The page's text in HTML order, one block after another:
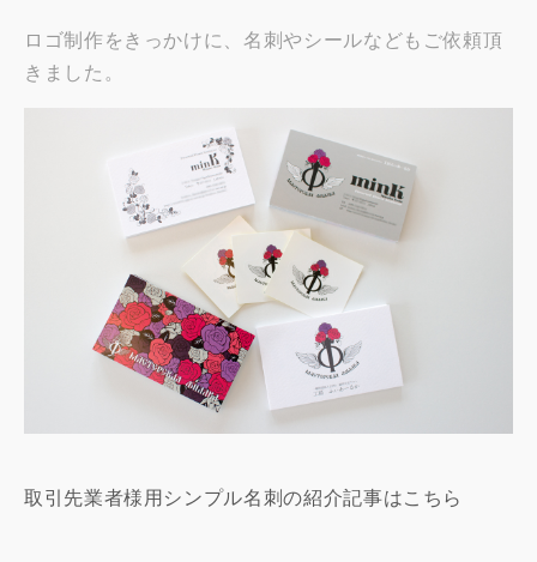
ロゴ制作をきっかけに、名刺やシールなどもご依頼頂
きました。
取引先業者様用シンプル名刺の紹介記事はこちら